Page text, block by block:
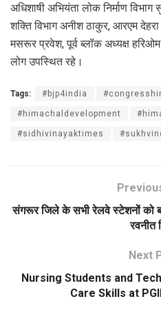
अधिशाषी अभियंता लोक निर्माण
शक्ति विभाग अनीश ठाकुर, आरएम
मसरूर प्रवेश, पूर्व ब्लॉक अध्यक्ष
लोग उपस्थित रहे।
Tags: #bjp4india
#himachaldevelopment
#sidhivinayaktimes
संगरूर जिले के सभी रेलवे स्टेशनों को
रवनीत
Next
Nursing Students and
Care Skills at